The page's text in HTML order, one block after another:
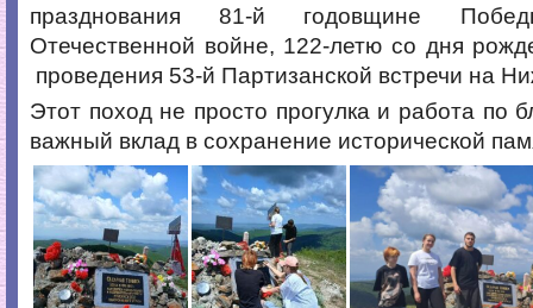
празднования 81-й годовщине
Отечественной войне, 122-летю со дня
проведения 53-й Партизанской встречи на
Этот поход не просто прогулка и работа по
важный вклад в сохранение исторической